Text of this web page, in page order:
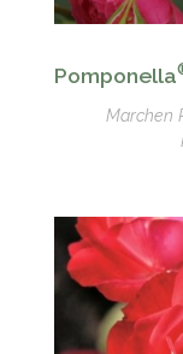
Pomponella
Marchen